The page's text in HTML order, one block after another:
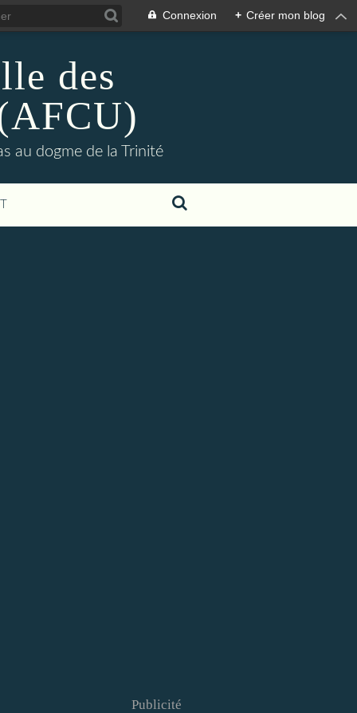
Connexion + Créer mon blog
des
au dogme de la Trinité
Publicité